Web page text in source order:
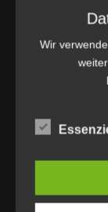
Mittwoch bis
Samstag/
Fällt ein
verschieben
nächsten Tag
aktuell über
Wir